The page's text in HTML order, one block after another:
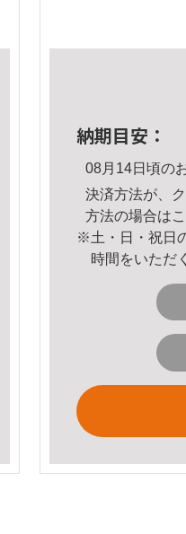
納期目安：
08月14日頃の
決済方法が、
方法の場合は
※土・日・祝日
時間をいただ